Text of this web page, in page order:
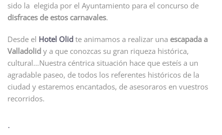
sido la elegida por el Ayuntamiento para el concurso de
disfraces de estos carnavales.
Desde el Hotel Olid te animamos a realizar una escapada a
Valladolid y a que conozcas su gran riqueza histórica,
cultural…Nuestra céntrica situación hace que esteís a un
agradable paseo, de todos los referentes históricos de la
ciudad y estaremos encantados, de asesoraros en vuestros
recorridos.
.